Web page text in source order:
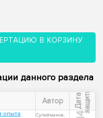
В КОРЗИНУ
данного раздела
Автор Д
а
т
а
з
а
щ
и
т ы
опыта
Сулейманов,